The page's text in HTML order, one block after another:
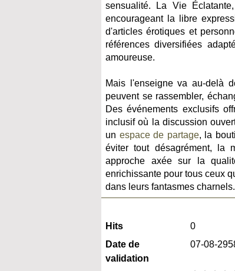
sensualité. La Vie
encourageant la libre
d'articles érotiques et
références diversifiées
amoureuse.
Mais l'enseigne va au-delà
peuvent se rassembler,
Des événements exclusifs
inclusif où la discussion
un espace de partage, la
éviter tout désagrément, la
approche axée sur la
enrichissante pour tous ceux
dans leurs fantasmes charnels.
Hits
0
Date de
validation
07-08-